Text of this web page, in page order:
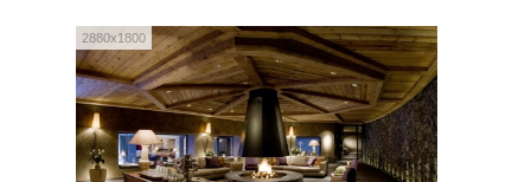
2880x1800